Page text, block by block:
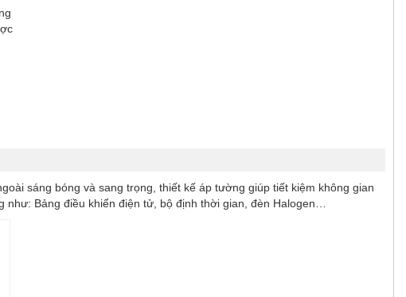
sáng bóng và sang trọng, thiết kế áp tường giúp tiết kiệm không gian
như: Bảng điều khiển điện tử, bộ định thời gian, đèn Halogen…